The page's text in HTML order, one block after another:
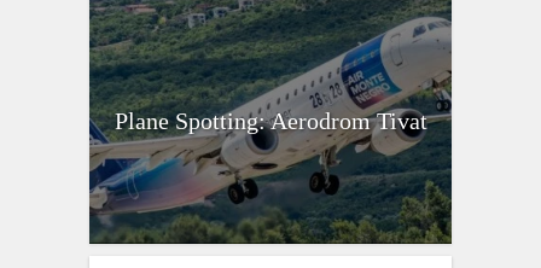
Plane Spotting: Aerodrom Tivat